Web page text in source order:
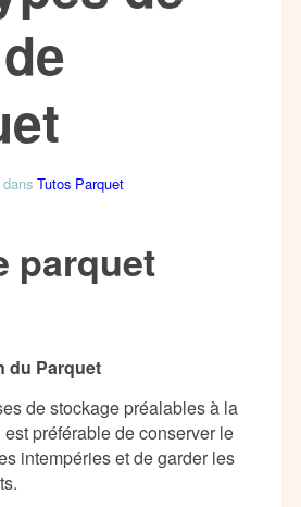
dans Tutos Parquet
parquet
du Parquet
de stockage préalables à la
préférable de conserver le
intempéries et de garder les